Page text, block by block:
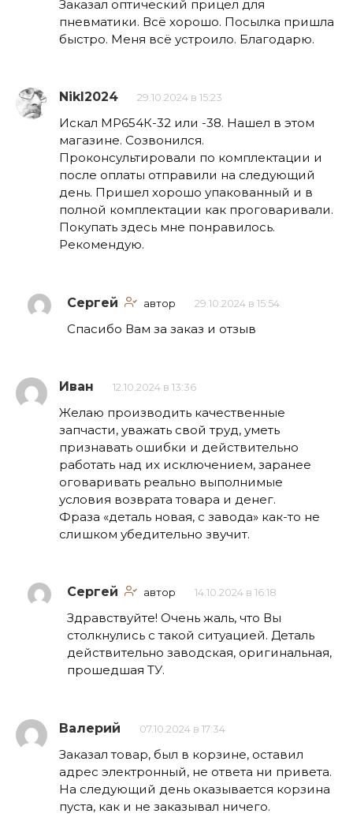
Заказал оптический прицел для
пневматики. Всё хорошо. Посылка пришла
быстро. Меня всё устроило. Благодарю.
NikI2024 29.10.2024 в 15:23
Искал МР654К-32 или -38. Нашел в этом
магазине. Созвонился.
Проконсультировали по комплектации и
после оплаты отправили на следующий
день. Пришел хорошо упакованный и в
полной комплектации как проговаривали.
Покупать здесь мне понравилось.
Рекомендую.
Сергей автор 29.10.2024 в 15:54
Спасибо Вам за заказ и отзыв
Иван 12.10.2024 в 13:36
Желаю производить качественные
запчасти, уважать свой труд, уметь
признавать ошибки и действительно
работать над их исключением, заранее
оговаривать реально выполнимые
условия возврата товара и денег.
Фраза «деталь новая, с завода» как-то не
слишком убедительно звучит.
Сергей автор 14.10.2024 в 16:18
Здравствуйте! Очень жаль, что Вы
столкнулись с такой ситуацией. Деталь
действительно заводская, оригинальная,
прошедшая ТУ.
Валерий 07.10.2024 в 17:34
Заказал товар, был в корзине, оставил
адрес электронный, не ответа ни привета.
На следующий день оказывается корзина
пуста, как и не заказывал ничего.